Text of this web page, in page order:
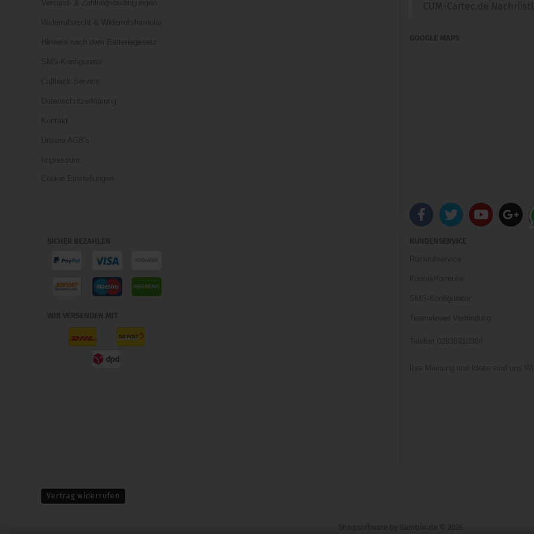
Vertrag widerrufen